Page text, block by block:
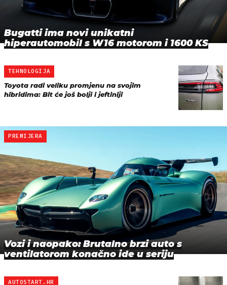
Bugatti ima novi unikatni
hiperautomobil s W16 motorom i 1600 KS
TEHNOLOGIJA
Toyota radi veliku promjenu na svojim
hibridima: Bit će još bolji i jeftiniji
PREMIJERA
Vozi i naopako: Brutalno brzi auto s
ventilatorom konačno ide u seriju
AUTOSTART.HR